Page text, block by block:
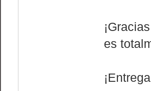
es